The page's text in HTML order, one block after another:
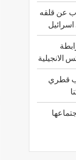
عن قلقه
الانجيلية
قطري